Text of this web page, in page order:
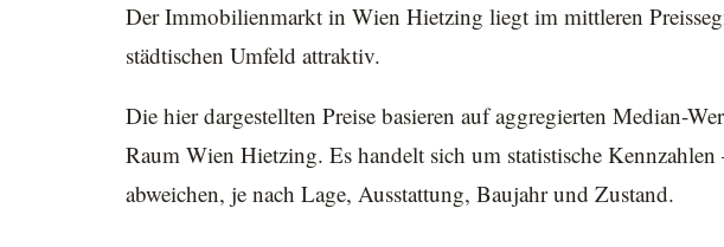
Der Immobilienmarkt in Wien Hietzing liegt im mittleren
städtischen Umfeld attraktiv.
Die hier dargestellten Preise basieren auf aggregierten Median-
Raum Wien Hietzing. Es handelt sich um statistische
abweichen, je nach Lage, Ausstattung, Baujahr und Zustand.